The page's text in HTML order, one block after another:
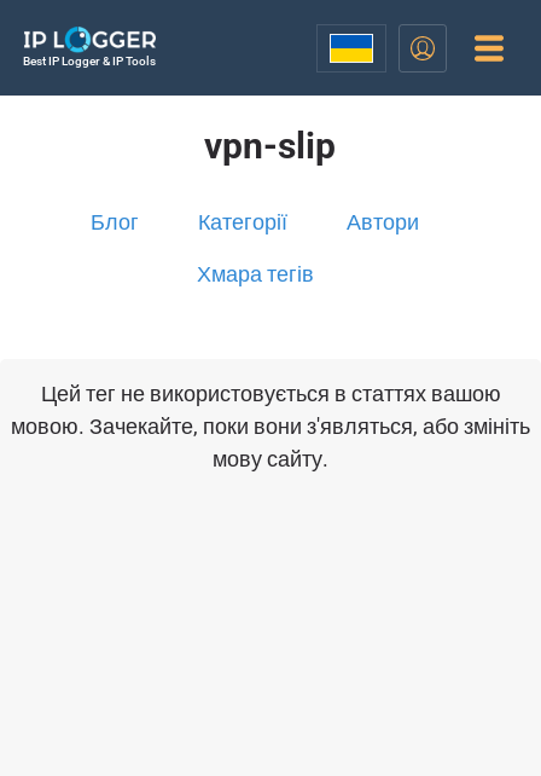
Best IP Logger & IP Tools
vpn-slip
Блог Категорії Автори
Хмара тегів